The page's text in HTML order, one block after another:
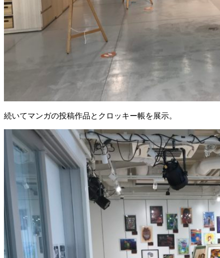
続いてマンガの投稿作品とクロッキー帳を展示。